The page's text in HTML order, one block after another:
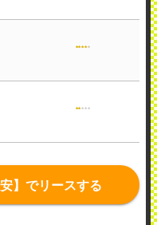
】でリースする